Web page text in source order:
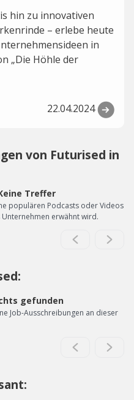
hin zu innovativen
– erlebe heute
in
„Die Höhle der
22.04.2024
von Futurised in
Treffer
populären Podcasts oder Videos
erwähnt wird.
gefunden
Job-Ausschreibungen an dieser